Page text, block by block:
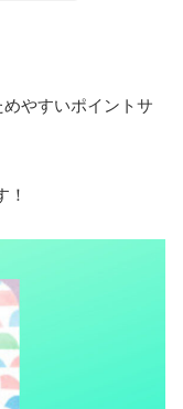
やすいポイントサ
！